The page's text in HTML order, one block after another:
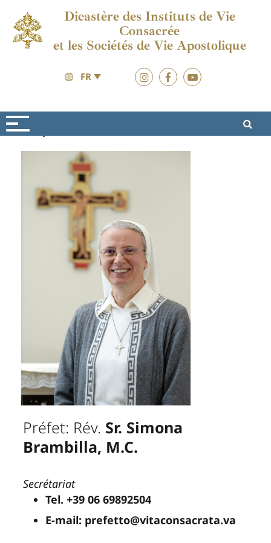
Dicastère des Instituts de Vie
Consacrée
et les Sociétés de Vie Apostolique
FR
Préfet: Rév. Sr. Simona
Brambilla, M.C.
Secrétariat
Tel. +39 06 69892504
E-mail: prefetto@vitaconsacrata.va